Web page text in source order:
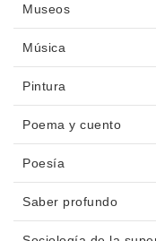
Museos
Música
Pintura
Poema y cuento
Poesía
Saber profundo